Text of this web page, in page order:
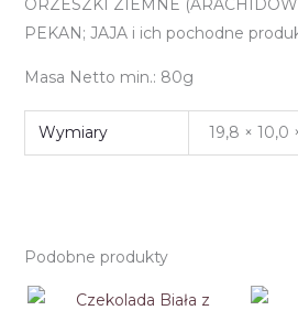
ORZESZKI ZIEMNE
PEKAN; JAJA i ich pochodne
Masa Netto min.: 80g
Wymiary 19,8 × 10,0
Podobne produkty